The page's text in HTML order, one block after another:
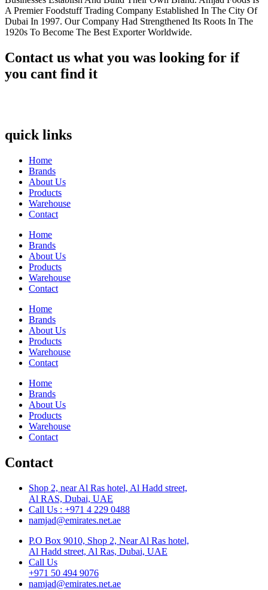
A Premier Foodstuff Trading Company Established In The City Of
Dubai In 1997. Our Company Had Strengthened Its Roots In The
1920s To Become The Best Exporter Worldwide.
Contact us what you was looking for if
you cant find it
quick links
Home
Brands
About Us
Products
Warehouse
Contact
Home
Brands
About Us
Products
Warehouse
Contact
Home
Brands
About Us
Products
Warehouse
Contact
Home
Brands
About Us
Products
Warehouse
Contact
Contact
Shop 2, near Al Ras hotel, Al Hadd street,
Al RAS, Dubai, UAE
Call Us : +971 4 229 0488
namjad@emirates.net.ae
P.O Box 9010, Shop 2, Near Al Ras hotel,
Al Hadd street, Al Ras, Dubai, UAE
Call Us
+971 50 494 9076
namjad@emirates.net.ae